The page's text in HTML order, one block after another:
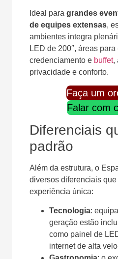
Ideal para grandes
de equipes extensas,
ambientes integra
LED de 200″, áreas
credenciamento e buffet,
privacidade e conforto.
Faça um
Falar com
Diferenciais
padrão
Além da estrutura, o
diversos diferenciais que
experiência única:
Tecnologia:
geração estão
como painel de
internet de alta